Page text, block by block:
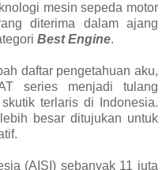
mesin sepeda motor
diterima dalam ajang
Best Engine.
daftar pengetahuan aku,
series menjadi tulang
terlaris di Indonesia.
besar ditujukan untuk
(AISI) sebanyak 11 juta